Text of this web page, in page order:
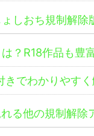
しおち規制解除
？R18作品も豊
きでわかりやすく
る他の規制解除